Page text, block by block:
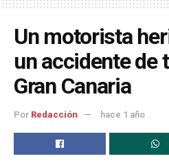
Un motorista
un accidente de
Gran Canaria
Por Redacción hace 1 año